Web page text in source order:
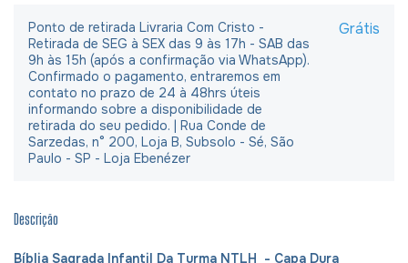
Ponto de retirada Livraria Com Cristo -
Retirada de SEG à SEX das 9 às 17h - SAB das
9h às 15h (após a confirmação via WhatsApp).
Confirmado o pagamento, entraremos em
contato no prazo de 24 à 48hrs úteis
informando sobre a disponibilidade de
retirada do seu pedido. | Rua Conde de
Sarzedas, n° 200, Loja B, Subsolo - Sé, São
Paulo - SP - Loja Ebenézer
Grátis
Descrição
Bíblia Sagrada Infantil Da Turma NTLH - Capa Dura